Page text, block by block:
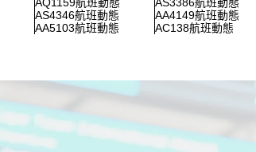
AS4346航班動態 AA4149航班動態
AA5103航班動態 AC138航班動態